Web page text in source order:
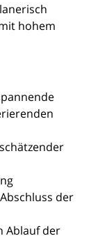
hohem
der
Ablauf der